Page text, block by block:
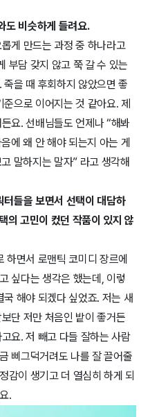
도 비슷하게 들려요.
게 만드는 과정 중 하나라고
부담 갖지 않고 쭉 갈 수 있는
을 때 후회하지 않았으면 좋
으로 이어지는 것 같아요. 제
요. 선배님들도 언제나 “해봐
에 왜 안 해야 되는지 아는 게
말하지는 말자” 라고 생각해
들을 보면서 선택이 대담하
의 고민이 컸던 작품이 있지 않
하면서 로맨틱 코미디 장르에
싶다는 생각은 했는데, 이렇
해야 되겠다 싶었죠. 저는 새
단 저만 처음인 밭이 좋거든
요. 저 빼고 다들 잘하는 사람
삐그덕거려도 나를 잘 끌어줄
감이 생기고 더 열심히 하게 되
.